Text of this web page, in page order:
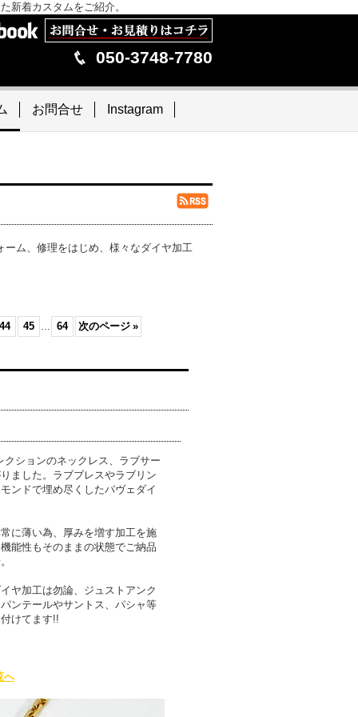
新着カスタムをご紹介。
050-3748-7780
お問合せ Instagram
ム、修理をはじめ、様々なダイヤ加工
44 45 ... 64 次のページ »
ションのネックレス、ラブサー
ました。ラブブレスやラブリン
ンドで埋め尽くしたパヴェダイ
に薄い為、厚みを増す加工を施
能性もそのままの状態でご納品
ヤ加工は勿論、ジュストアンク
ンテールやサントス、パシャ等
けてます!!
へ